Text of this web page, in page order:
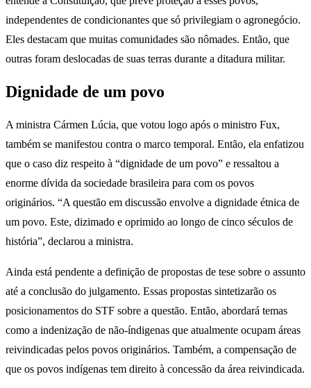
independentes de condicionantes que só privilegiam o agronegócio.
Eles destacam que muitas comunidades são nômades. Então, que
outras foram deslocadas de suas terras durante a ditadura militar.
Dignidade de um povo
A ministra Cármen Lúcia, que votou logo após o ministro Fux,
também se manifestou contra o marco temporal. Então, ela enfatizou
que o caso diz respeito à “dignidade de um povo” e ressaltou a
enorme dívida da sociedade brasileira para com os povos
originários. “A questão em discussão envolve a dignidade étnica de
um povo. Este, dizimado e oprimido ao longo de cinco séculos de
história”, declarou a ministra.
Ainda está pendente a definição de propostas de tese sobre o assunto
até a conclusão do julgamento. Essas propostas sintetizarão os
posicionamentos do STF sobre a questão. Então, abordará temas
como a indenização de não-índigenas que atualmente ocupam áreas
reivindicadas pelos povos originários. Também, a compensação de
que os povos indígenas tem direito à concessão da área reivindicada.